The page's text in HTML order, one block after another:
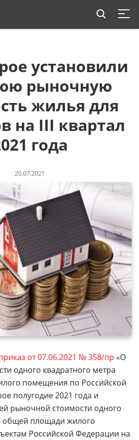
установили
рыночную
жилья для
на III квартал
года
20.07.2021
от 07.06.2021 № 358/пр «О
одного квадратного метра
помещения по Российской
полугодие 2021 года и
рыночной стоимости одного
общей площади жилого
Российской Федерации на